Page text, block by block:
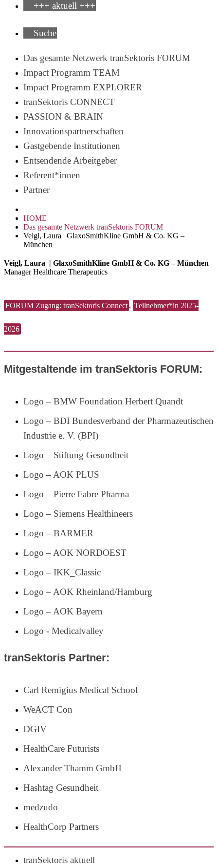
+++ aktuell +++
Suche
Das gesamte Netzwerk tranSektoris FORUM
Impact Programm TEAM
Impact Programm EXPLORER
tranSektoris CONNECT
PASSION & BRAIN
Innovationspartnerschaften
Gastgebende Institutionen
Entsendende Arbeitgeber
Referent*innen
Partner
HOME
Das gesamte Netzwerk tranSektoris FORUM
Veigl, Laura | GlaxoSmithKline GmbH & Co. KG –
München
Veigl, Laura | GlaxoSmithKline GmbH & Co. KG – München
Manager Healthcare Therapeutics
FORUM Zugang: tranSektoris Connect , Teilnehmer*in 2025-
2026
Mitgestaltende im tranSektoris FORUM:
Logo – BMW Foundation Herbert Quandt
Logo – BDI Bundesverband der Pharmazeutischen
Industrie e. V. (BPI)
Logo – Stiftung Gesundheit
Logo – AOK PLUS
Logo – Pierre Fabre Pharma
Logo – Siemens Healthineers
Logo – BARMER
Logo – AOK NORDOEST
Logo – IKK_Classic
Logo – AOK Rheinland/Hamburg
Logo – AOK Bayern
Logo - Medicalvalley
tranSektoris Partner:
Carl Remigius Medical School
WeACT Con
DGIV
HealthCare Futurists
Alexander Thamm GmbH
Hashtag Gesundheit
medzudo
HealthCorp Partners
tranSektoris aktuell